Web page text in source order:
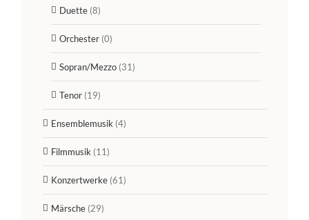
Duette (8)
Orchester (0)
Sopran/Mezzo (31)
Tenor (19)
Ensemblemusik (4)
Filmmusik (11)
Konzertwerke (61)
Märsche (29)